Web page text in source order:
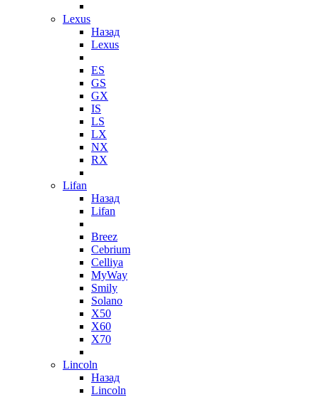
Lexus
Назад
Lexus
ES
GS
GX
IS
LS
LX
NX
RX
Lifan
Назад
Lifan
Breez
Cebrium
Celliya
MyWay
Smily
Solano
X50
X60
X70
Lincoln
Назад
Lincoln